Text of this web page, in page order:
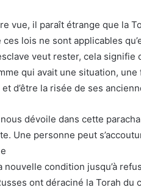
vue, il paraît étrange que la
ces lois ne sont applicables
veut rester, cela
qui avait une situation,
d’être la risée de ses
dévoile dans cette
Une personne peut
nouvelle condition jusqu’à
ont déraciné la Torah